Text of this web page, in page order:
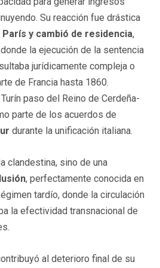
Su reacción fue drástica
París y cambió de residencia,
la ejecución de la sentencia
jurídicamente compleja o
de Francia hasta 1860.
paso del Reino de Cerdeña-
parte de los acuerdos de
durante la unificación italiana.
clandestina, sino de una
, perfectamente conocida en
tardío, donde la circulación
la efectividad transnacional de
al deterioro final de su